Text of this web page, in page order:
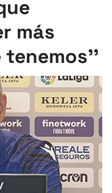
más
tenemos''